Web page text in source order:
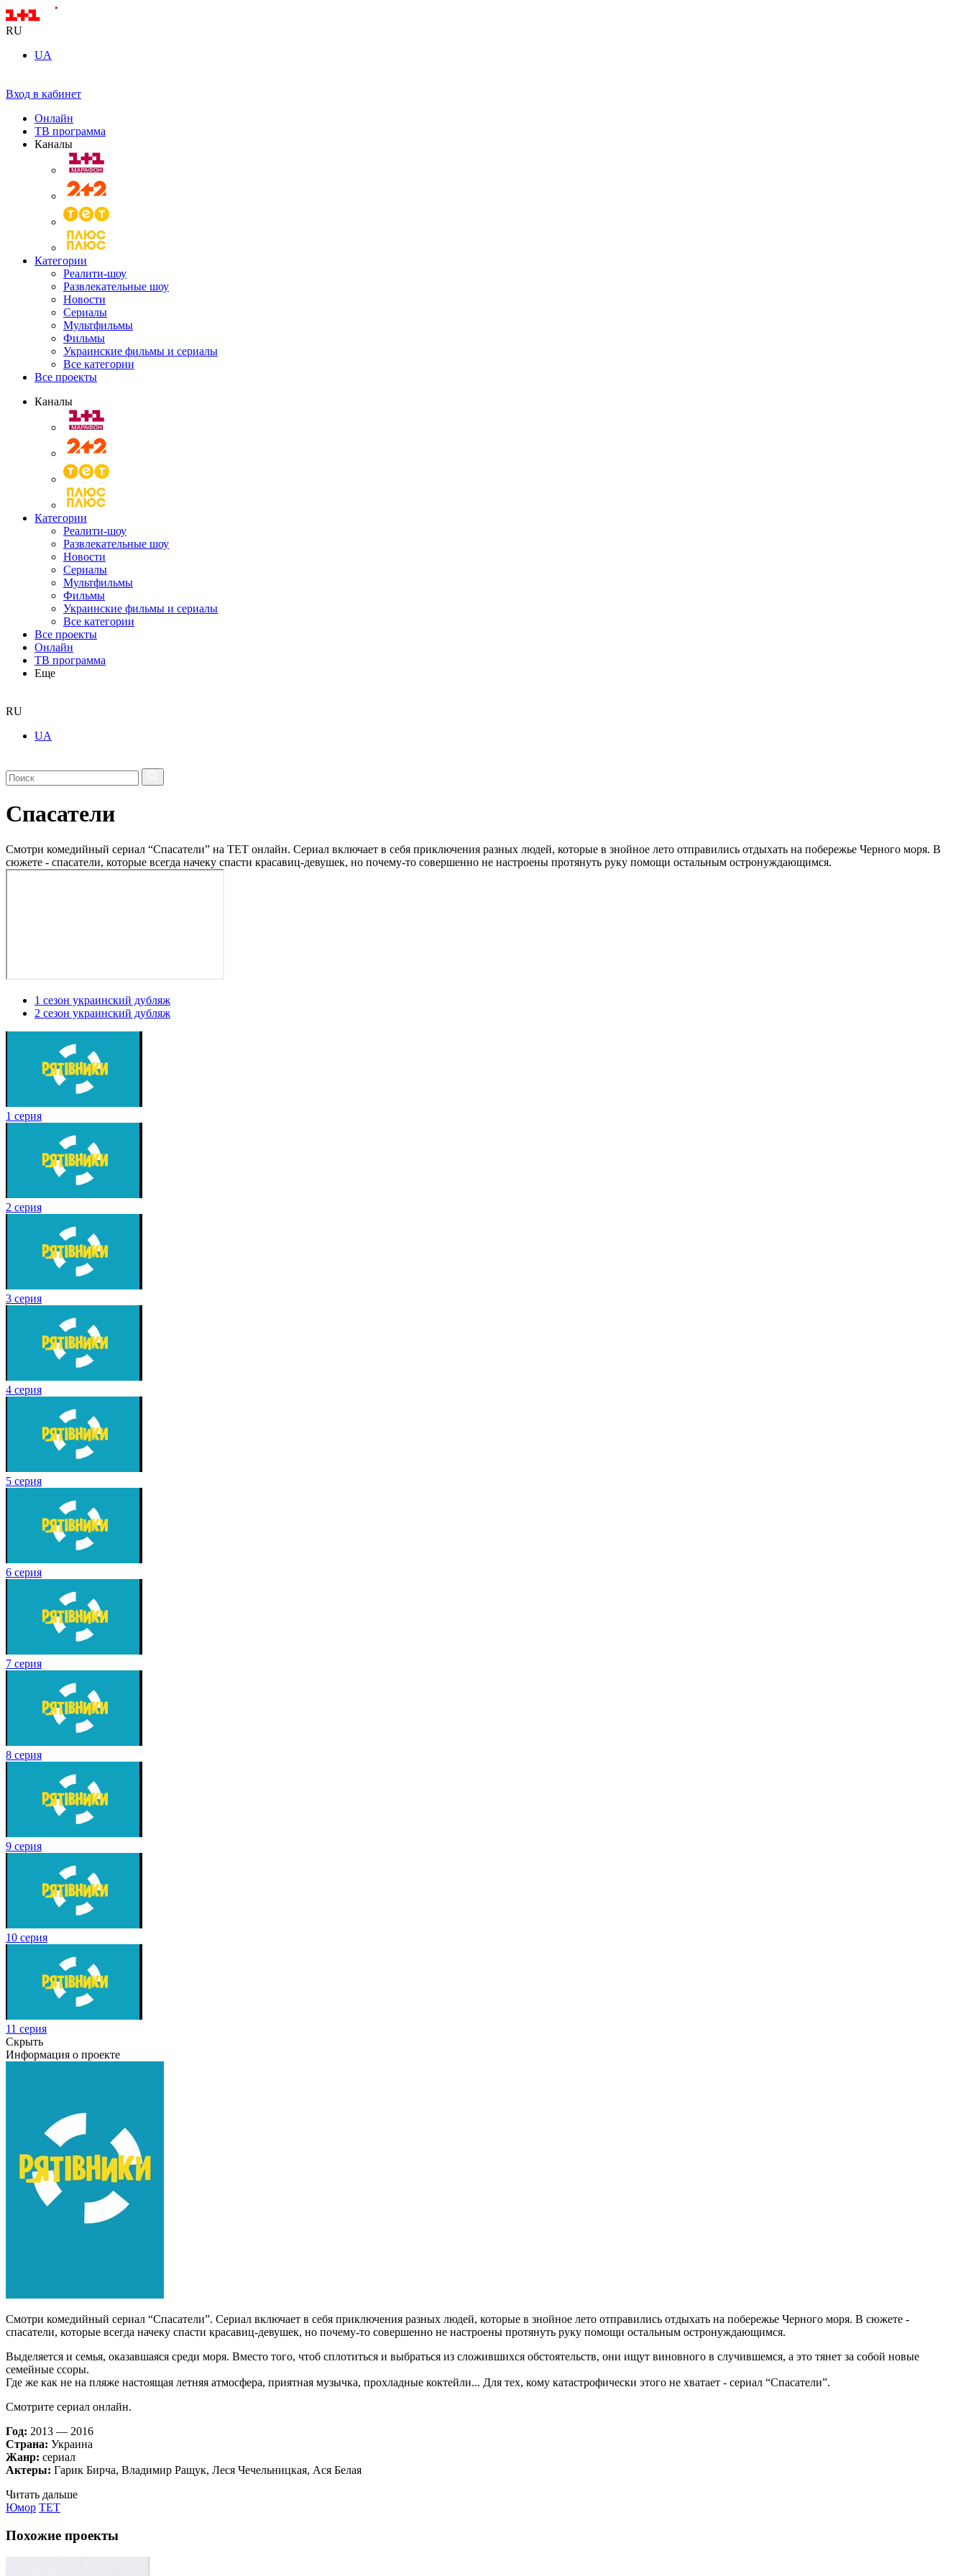
RU
UA
Вход в кабинет
Онлайн
ТВ программа
Каналы
Категории
Реалити-шоу
Развлекательные шоу
Новости
Сериалы
Мультфильмы
Фильмы
Украинские фильмы и сериалы
Все категории
Все проекты
Каналы
Категории
Реалити-шоу
Развлекательные шоу
Новости
Сериалы
Мультфильмы
Фильмы
Украинские фильмы и сериалы
Все категории
Все проекты
Онлайн
ТВ программа
Еще
RU
UA
Спасатели
Смотри комедийный сериал “Спасатели” на ТЕТ онлайн. Сериал включает в себя приключения разных людей, которые в знойное лето отправились отдыхать на побережье Черного моря. В
сюжете - спасатели, которые всегда начеку спасти красавиц-девушек, но почему-то совершенно не настроены протянуть руку помощи остальным остронуждающимся.
1 сезон украинский дубляж
2 сезон украинский дубляж
1 серия
2 серия
3 серия
4 серия
5 серия
6 серия
7 серия
8 серия
9 серия
10 серия
11 серия
Скрыть
Информация о проекте
Смотри комедийный сериал “Спасатели”. Сериал включает в себя приключения разных людей, которые в знойное лето отправились отдыхать на побережье Черного моря. В сюжете -
спасатели, которые всегда начеку спасти красавиц-девушек, но почему-то совершенно не настроены протянуть руку помощи остальным остронуждающимся.
Выделяется и семья, оказавшаяся среди моря. Вместо того, чтоб сплотиться и выбраться из сложившихся обстоятельств, они ищут виновного в случившемся, а это тянет за собой новые
семейные ссоры.
Где же как не на пляже настоящая летняя атмосфера, приятная музычка, прохладные коктейли... Для тех, кому катастрофически этого не хватает - сериал “Спасатели”.
Смотрите сериал онлайн.
Год: 2013 — 2016
Страна: Украина
Жанр: сериал
Актеры: Гарик Бирча, Владимир Ращук, Леся Чечельницкая, Ася Белая
Читать дальше
Юмор TET
Похожие проекты